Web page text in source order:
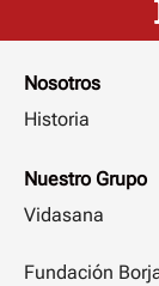
Nosotros
Historia
Nuestro Grupo
Vidasana
Fundación